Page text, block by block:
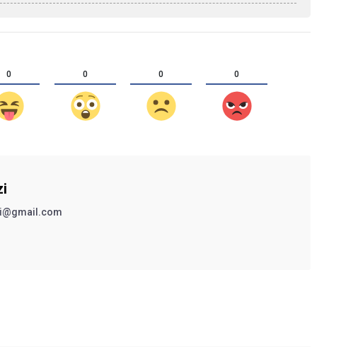
0 0 0 0